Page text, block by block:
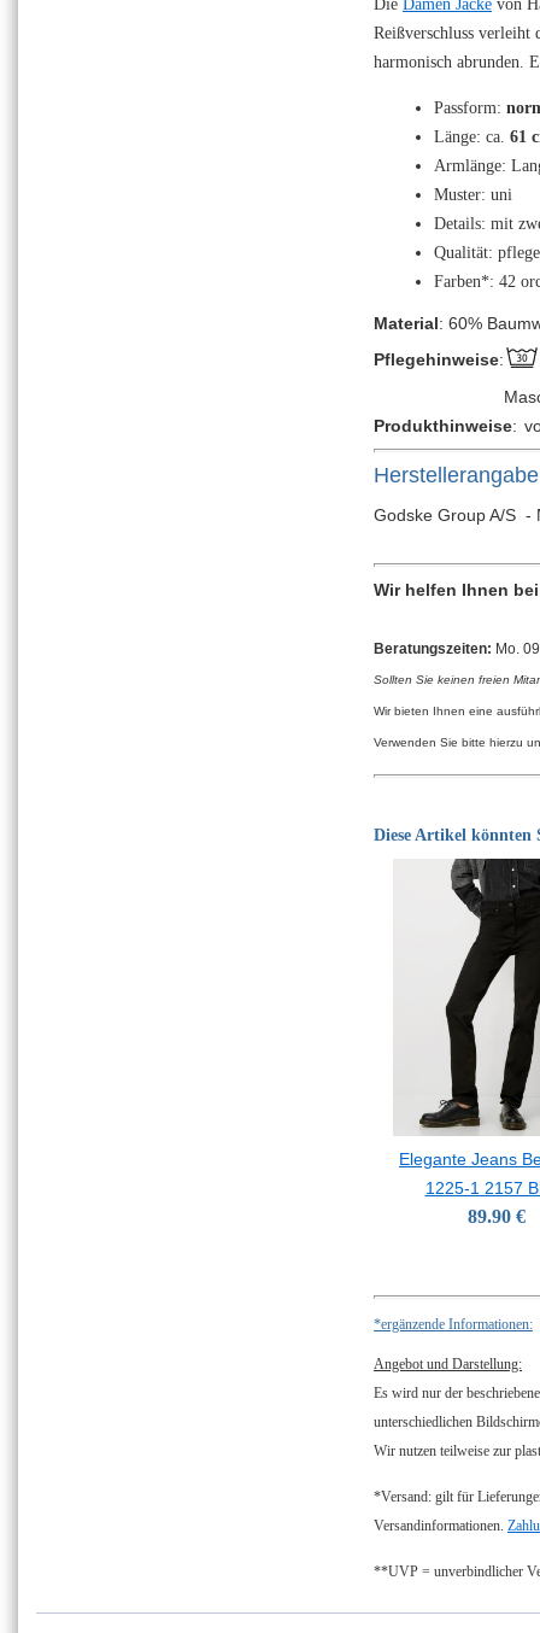
Die Damen Jacke von
Reißverschluss verleiht
harmonisch abrunden.
Passform:
Länge: ca. 61
Armlänge:
Muster: uni
Details: mit
Qualität:
Farben*: 42
Material: 60%
Pflegehinweise:
Produkthinweise:
Godske Group A/S -
Wir helfen Ihnen
Beratungszeiten: Mo.
Sollten Sie keinen freien
Wir bieten Ihnen eine
Verwenden Sie bitte hierzu
Diese Artikel könnten
Elegante Jeans
1225-1 2157
89.90 €
*ergänzende Informationen:
Angebot und Darstellung:
Es wird nur der
unterschiedlichen
Wir nutzen teilweise zur
*Versand: gilt für
Versandinformationen.
**UVP = unverbindlicher